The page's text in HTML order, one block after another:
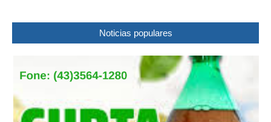
Noticias populares